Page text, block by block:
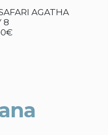
AGATHA
8